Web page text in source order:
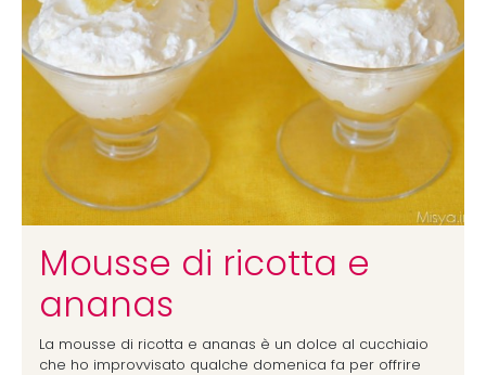
Mousse di ricotta e
ananas
La mousse di ricotta e ananas è un dolce al cucchiaio
che ho improvvisato qualche domenica fa per offrire